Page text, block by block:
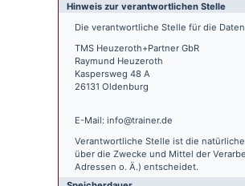
Hinweis zur verantwortlichen Stelle
Die verantwortliche Stelle für die
TMS Heuzeroth+Partner GbR
Raymund Heuzeroth
Kaspersweg 48 A
26131 Oldenburg
E-Mail: info@trainer.de
Verantwortliche Stelle ist die
über die Zwecke und Mittel der
Adressen o. Ä.) entscheidet.